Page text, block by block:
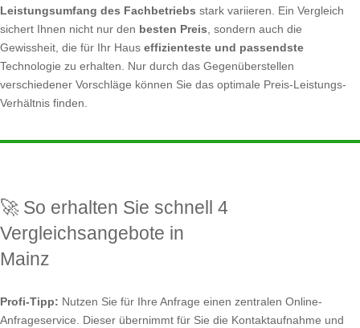
Leistungsumfang des Fachbetriebs stark variieren. Ein Vergleich
sichert Ihnen nicht nur den besten Preis, sondern auch die
Gewissheit, die für Ihr Haus effizienteste und passendste
Technologie zu erhalten. Nur durch das Gegenüberstellen
verschiedener Vorschläge können Sie das optimale Preis-Leistungs-
Verhältnis finden.
🚀 So erhalten Sie schnell 4
Vergleichsangebote in
Mainz
Profi-Tipp: Nutzen Sie für Ihre Anfrage einen zentralen Online-
Anfrageservice. Dieser übernimmt für Sie die Kontaktaufnahme und